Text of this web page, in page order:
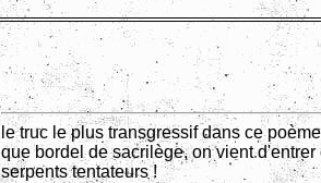
le truc le plus transgressif dans ce
que bordel de sacrilège, on vient
serpents tentateurs !